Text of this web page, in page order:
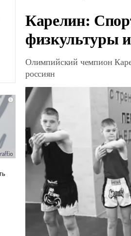
Карелин:
физкультуры
Олимпийский чемпион
россиян